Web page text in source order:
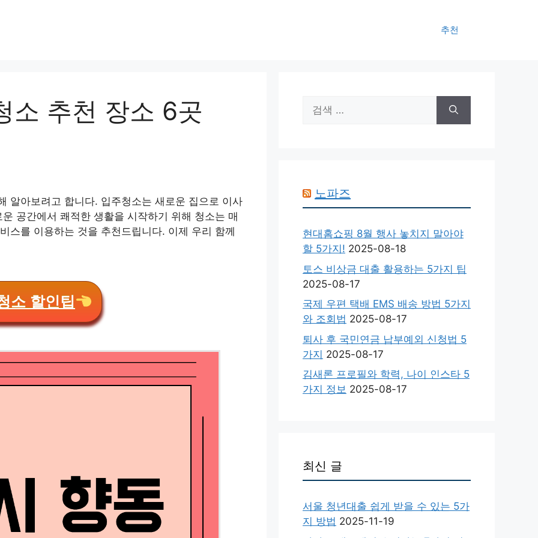
추천
소 추천 장소 6곳
알아보려고 합니다. 입주청소는 새로운 집으로 이사
공간에서 쾌적한 생활을 시작하기 위해 청소는 매
스를 이용하는 것을 추천드립니다. 이제 우리 함께
소 할인팁
색:
노파즈
현대홈쇼핑 8월 행사 놓치지 말아야
할 5가지! 2025-08-18
토스 비상금 대출 활용하는 5가지 팁
2025-08-17
국제 우편 택배 EMS 배송 방법 5가지
와 조회법 2025-08-17
퇴사 후 국민연금 납부예외 신청법 5
가지 2025-08-17
김새론 프로필와 학력, 나이 인스타 5
가지 정보 2025-08-17
최신 글
서울 청년대출 쉽게 받을 수 있는 5가
지 방법 2025-11-19